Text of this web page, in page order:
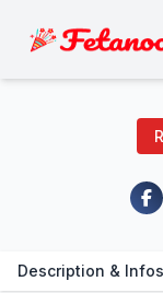
Description & Infos